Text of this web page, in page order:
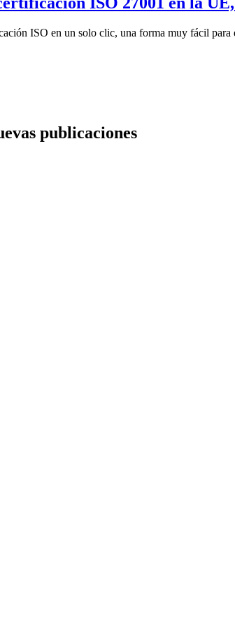
ISO en un solo clic, una forma muy fácil
publicaciones